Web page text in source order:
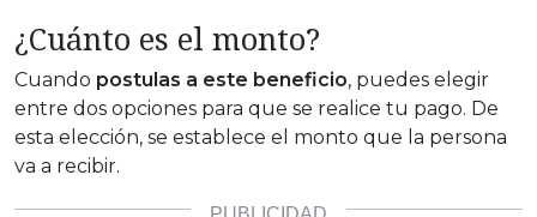
¿Cuánto es el monto?
Cuando postulas a este beneficio, puedes elegir
entre dos opciones para que se realice tu pago. De
esta elección, se establece el monto que la persona
va a recibir.